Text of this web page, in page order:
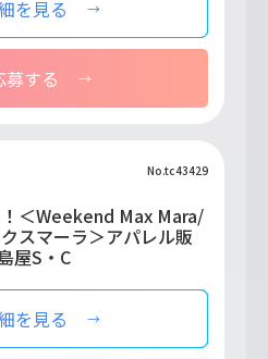
を見る
募する
No.tc43429
＜Weekend Max Mara/
スマーラ＞アパレル販
屋S・C
を見る